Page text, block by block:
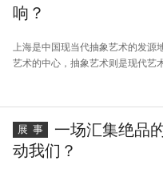
响？
上海是中国现当代抽象艺术的发源
艺术的中心，抽象艺术则是现代艺
展事
一场汇集绝品
动我们？